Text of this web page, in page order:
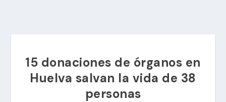
15 donaciones de órganos en
Huelva salvan la vida de 38
personas